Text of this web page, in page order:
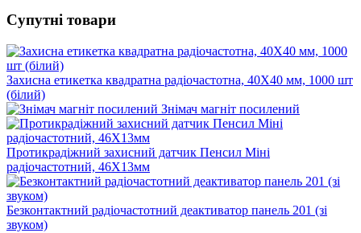
Супутні товари
Захисна етикетка квадратна радіочастотна, 40X40 мм, 1000 шт
(білий)
Знімач магніт посилений
Протикрадіжний захисний датчик Пенсил Міні
радіочастотний, 46X13мм
Безконтактний радіочастотний деактиватор панель 201 (зі
звуком)